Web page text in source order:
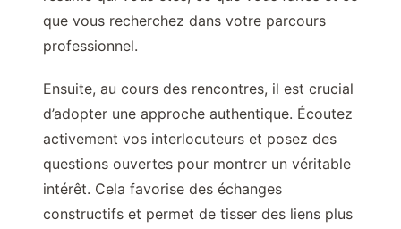
que vous recherchez dans votre parcours
professionnel.
Ensuite, au cours des rencontres, il est crucial
d’adopter une approche authentique. Écoutez
activement vos interlocuteurs et posez des
questions ouvertes pour montrer un véritable
intérêt. Cela favorise des échanges
constructifs et permet de tisser des liens plus